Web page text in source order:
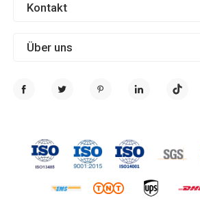
Über uns
Kontakt